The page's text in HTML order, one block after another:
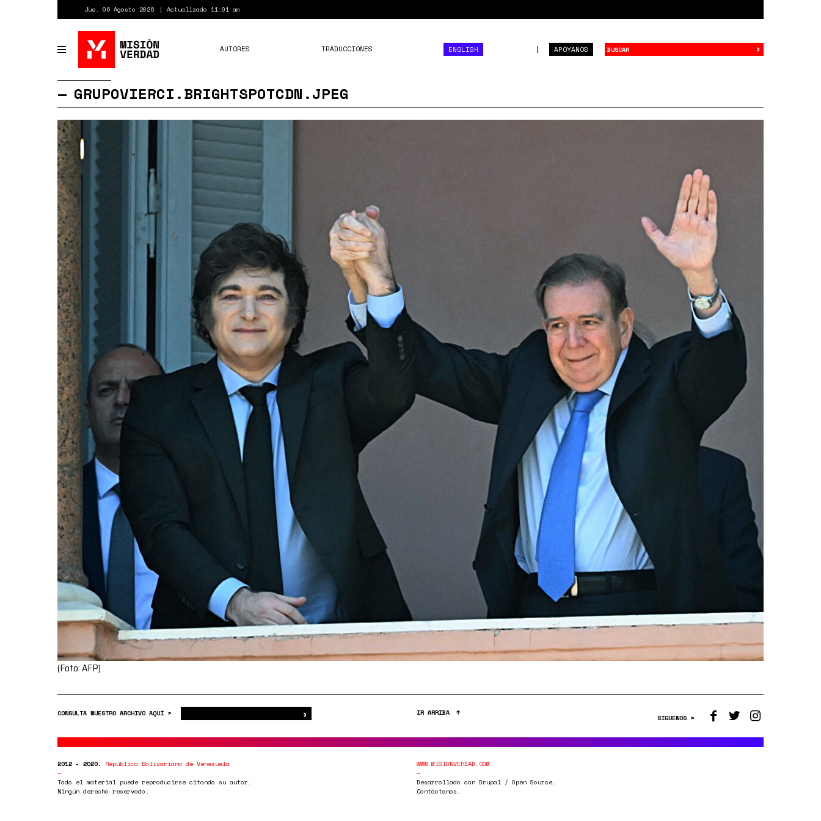
Jue. 06 Agosto 2026 Actualizado 11:01 am
Toggle
navigation
APÓYANOS
AUTORES TRADUCCIONES ENGLISH ›
GRUPOVIERCI.BRIGHTSPOTCDN.JPEG
(Foto: AFP)
CONSULTA NUESTRO ARCHIVO AQUÍ > › IR ARRIBA
SÍGUENOS >
2012 - 2020. República Bolivariana de Venezuela
Todo el material puede reproducirse citando su autor.
Ningún derecho reservado.
WWW.MISIONVERDAD.COM
Desarrollado con Drupal / Open Source.
Contáctanos.